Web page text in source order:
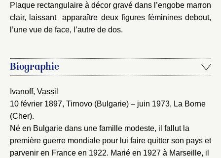
Plaque rectangulaire à décor gravé dans l’engobe marron
clair, laissant apparaître deux figures féminines debout,
l’une vue de face, l’autre de dos.
Biographie
Ivanoff, Vassil
10 février 1897, Tirnovo (Bulgarie) – juin 1973, La Borne
(Cher).
Né en Bulgarie dans une famille modeste, il fallut la
première guerre mondiale pour lui faire quitter son pays et
parvenir en France en 1922. Marié en 1927 à Marseille, il
Créer et ajouter
Envoyer
Vous n'êtes pas encore inscrit ? Créer un compte